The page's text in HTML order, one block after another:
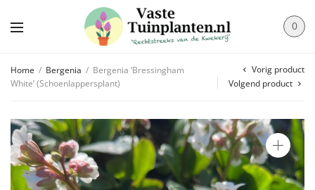
0
Home / Bergenia / Bergenia ‘Bressingham
White’ (Schoenlappersplant)
Vorig product
Volgend product